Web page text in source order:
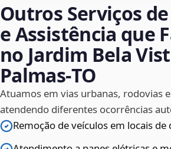
Outros Serviços
e Assistência que
no Jardim Bela
Palmas‑TO
Atuamos em vias urbanas, rodovias
atendendo diferentes ocorrências
Remoção de veículos em locais de